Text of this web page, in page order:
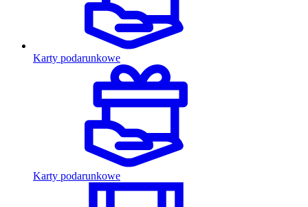
Karty podarunkowe
Karty podarunkowe